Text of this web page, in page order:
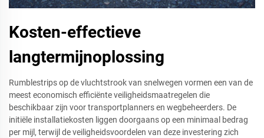
Kosten-effectieve
langtermijnoplossing
Rumblestrips op de vluchtstrook van snelwegen vormen een van de
meest economisch efficiënte veiligheidsmaatregelen die
beschikbaar zijn voor transportplanners en wegbeheerders. De
initiële installatiekosten liggen doorgaans op een minimaal bedrag
per mijl, terwijl de veiligheidsvoordelen van deze investering zich